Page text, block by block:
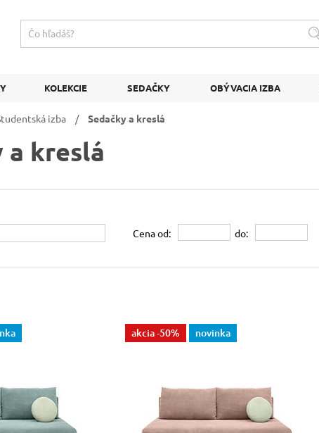
KOLEKCIE SEDAČKY OBÝVACIA IZBA
izba / Sedačky a kreslá
a kreslá
Cena od: do:
akcia-50% novinka